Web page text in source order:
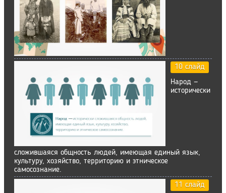
10 слайд
Народ —
исторически
сложившаяся общность людей, имеющая единый язык,
культуру, хозяйство, территорию и этническое
самосознание.
11 слайд